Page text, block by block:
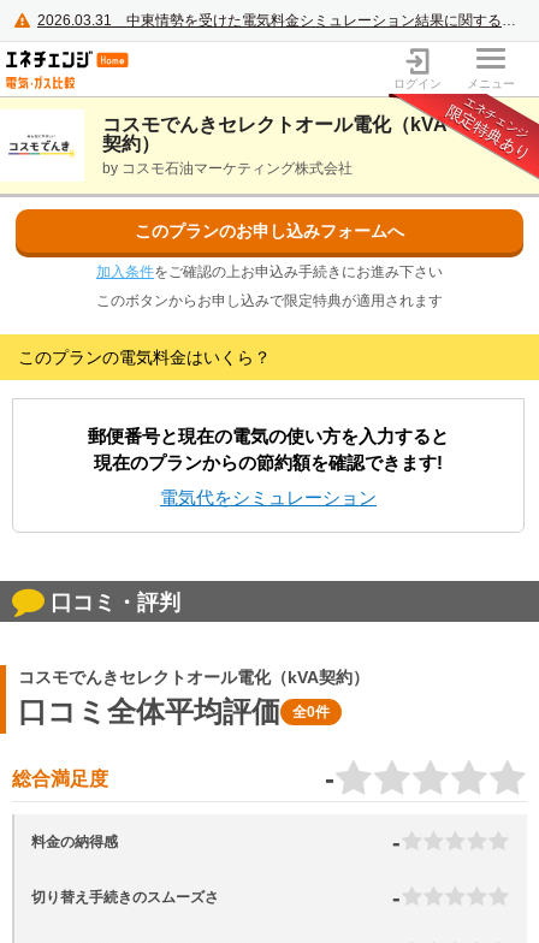
2026.03.31 中東情勢を受けた電気料金シミュレーション結果に関するご案内
電力・ガス比較サイト エネチェンジ
ログイン メニュー
コスモでんきセレクトオール電化（kVA
契約）
by コスモ石油マーケティング株式会社
エネチェンジ
限定特典あり
このプランのお申し込みフォームへ
加入条件をご確認の上お申込み手続きにお進み下さい
このボタンからお申し込みで限定特典が適用されます
このプランの電気料金はいくら？
郵便番号と現在の電気の使い方を入力すると
現在のプランからの節約額を確認できます!
電気代をシミュレーション
口コミ・評判
コスモでんきセレクトオール電化（kVA契約）
口コミ全体平均評価 全0件
総合満足度 -
料金の納得感 -
切り替え手続きのスムーズさ -